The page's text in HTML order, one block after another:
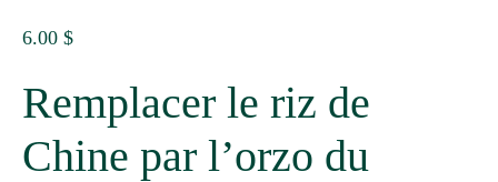
6.00 $
Remplacer le riz de
Chine par l’orzo du